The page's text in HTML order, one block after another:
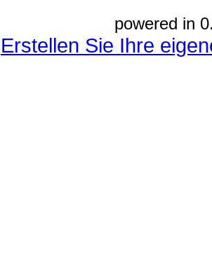
powered in
Erstellen Sie Ihre